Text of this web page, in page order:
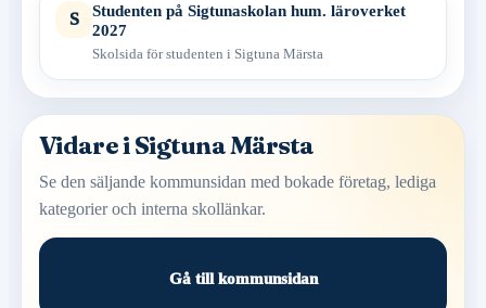
S
Studenten på Sigtunaskolan hum. läroverket
2027
Skolsida för studenten i Sigtuna Märsta
Vidare i Sigtuna Märsta
Se den säljande kommunsidan med bokade företag, lediga
kategorier och interna skollänkar.
Gå till kommunsidan